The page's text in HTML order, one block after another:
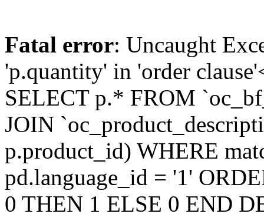
Fatal error: Uncaught
'p.quantity' in 'order
SELECT p.* FROM
JOIN
p.product_id) WHERE
pd.language_id = '1'
0 THEN 1 ELSE 0 END